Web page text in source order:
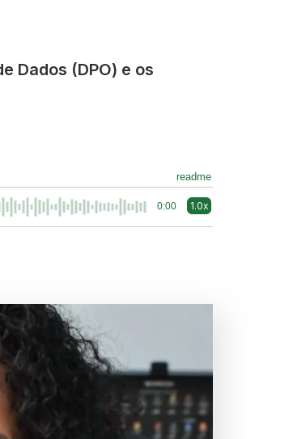
Dados (DPO) e os
readme
0:00 1.0x